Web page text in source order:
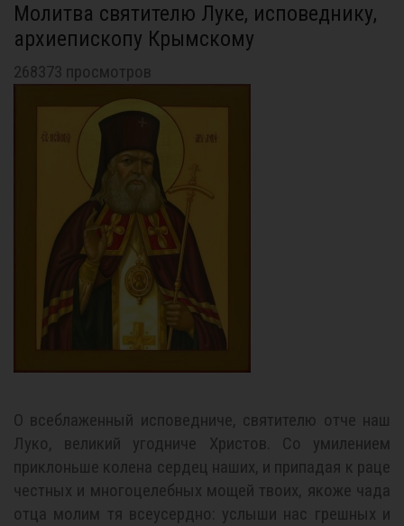
Молитва святителю Луке, исповеднику,
архиепископу Крымскому
268373 просмотров
О всеблаженный исповедниче, святителю отче наш
Луко, великий угодниче Христов. Со умилением
приклоньше колена сердец наших, и припадая к раце
честных и многоцелебных мощей твоих, якоже чада
отца молим тя всеусердно: услыши нас грешных и